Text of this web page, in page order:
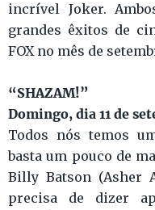
incrível Joker.
grandes êxitos de
FOX no mês de
“SHAZAM!”
Domingo, dia 11 de
Todos nós temos
basta um pouco de
Billy Batson (Asher
precisa de dizer